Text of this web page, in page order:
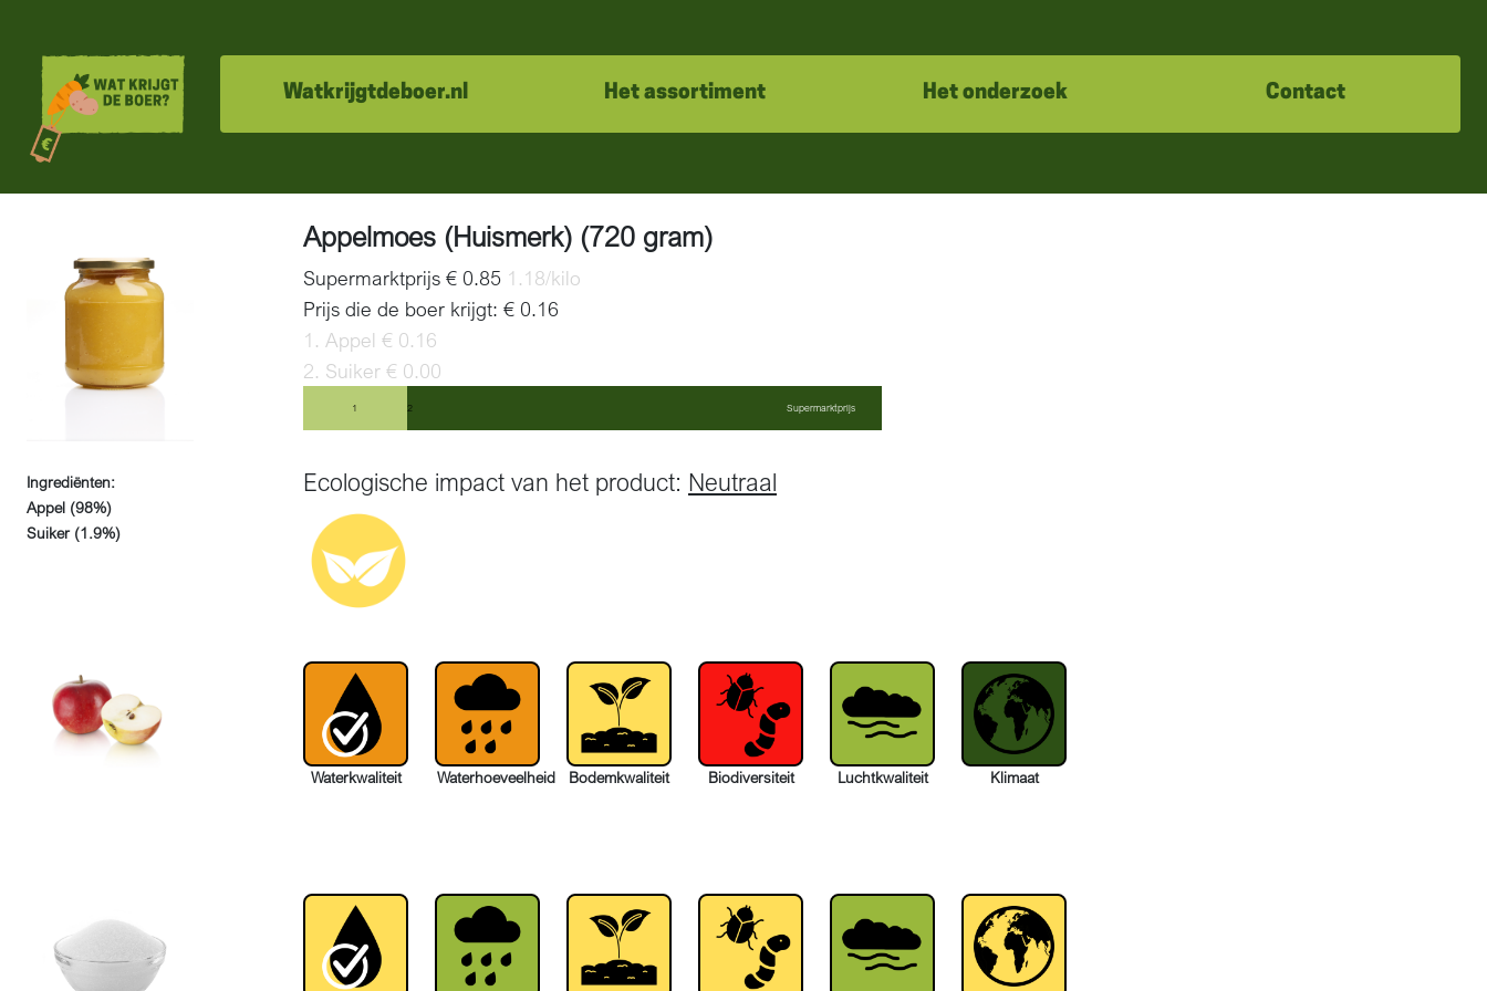
Watkrijgtdeboer.nl Het assortiment Het onderzoek Contact
Appelmoes (Huismerk) (720 gram)
Supermarktprijs € 0.85 1.18/kilo
Prijs die de boer krijgt: € 0.16
1. Appel € 0.16
2. Suiker € 0.00
1 2 Supermarktprijs
Ingrediënten:
Appel (98%)
Suiker (1.9%)
Ecologische impact van het product: Neutraal
Waterkwaliteit Waterhoeveelheid Bodemkwaliteit Biodiversiteit Luchtkwaliteit Klimaat